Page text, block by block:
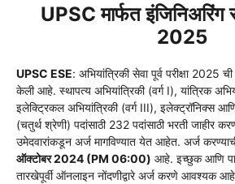
UPSC मार्फत इंजिनिअरिंग
2025
UPSC ESE: अभियांत्रिकी सेवा पूर्व परीक्षा 2025
केली आहे. स्थापत्य अभियांत्रिकी (वर्ग I), यांत्रिक
इलेक्ट्रिकल अभियांत्रिकी (वर्ग III), इलेक्ट्रॉनिक्स
(चतुर्थ श्रेणी) पदांसाठी 232 पदांसाठी भरती जाहीर
उमेदवारांकडून अर्ज मागविण्यात येत आहेत. अर्ज
ऑक्टोबर 2024 (PM 06:00) आहे. इच्छुक आणि
तारखेपूर्वी ऑनलाइन नोंदणीद्वारे अर्ज करणे आवश्यक